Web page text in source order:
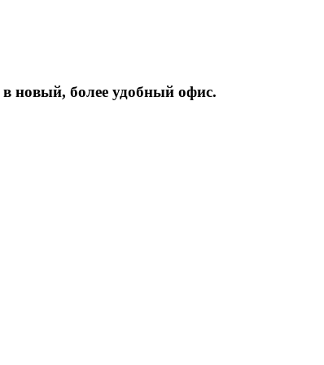
в новый, более удобный офис.